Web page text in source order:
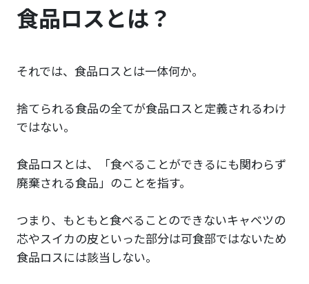
食品ロスとは？
それでは、食品ロスとは一体何か。
捨てられる食品の全てが食品ロスと定義されるわけ
ではない。
食品ロスとは、「食べることができるにも関わらず
廃棄される食品」のことを指す。
つまり、もともと食べることのできないキャベツの
芯やスイカの皮といった部分は可食部ではないため
食品ロスには該当しない。